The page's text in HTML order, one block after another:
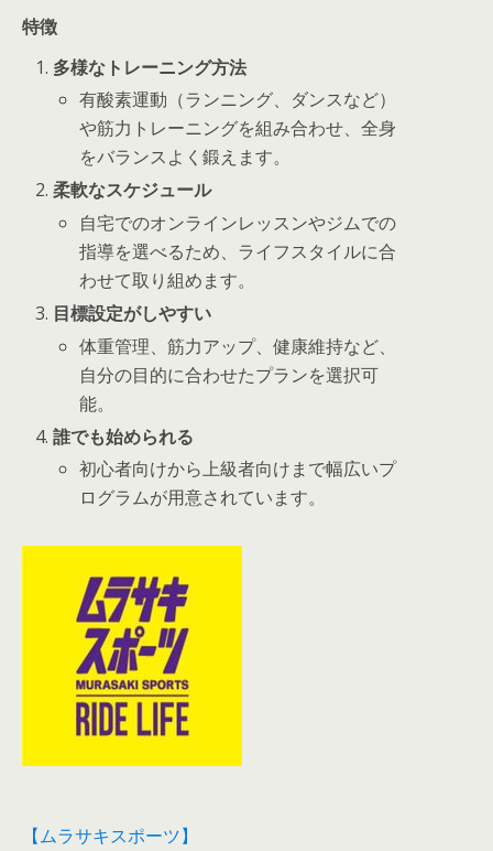
特徴
多様なトレーニング方法
有酸素運動（ランニング、ダンスなど）
や筋力トレーニングを組み合わせ、全身
をバランスよく鍛えます。
柔軟なスケジュール
自宅でのオンラインレッスンやジムでの
指導を選べるため、ライフスタイルに合
わせて取り組めます。
目標設定がしやすい
体重管理、筋力アップ、健康維持など、
自分の目的に合わせたプランを選択可
能。
誰でも始められる
初心者向けから上級者向けまで幅広いプ
ログラムが用意されています。
【ムラサキスポーツ】